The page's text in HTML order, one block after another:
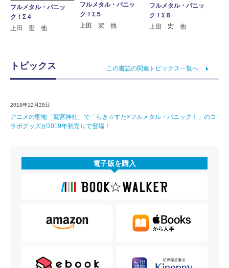
フルメタル・パニッ
ク！Σ４
上田 宏 他
フルメタル・パニッ
ク！Σ５
上田 宏 他
フルメタル・パニッ
ク！Σ６
上田 宏 他
トピックス この書誌の関連トピックス一覧へ
2018年12月28日
アニメの聖地「鷲宮神社」で「らき☆すた×フルメタル・パニック！」のコ
ラボグッズが2019年初売りで登場！
電子版を購入